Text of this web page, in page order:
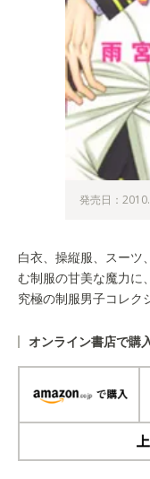
発売日：
白衣、操縦服、スー
む制服の甘美な魔力に
究極の制服男子コレク
オンライン書店で購